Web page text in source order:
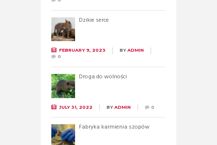
Dzikie serce
FEBRUARY 9, 2023 BYADMIN
0
Droga do wolności
JULY 31, 2022 BYADMIN 0
Fabryka karmienia szopów